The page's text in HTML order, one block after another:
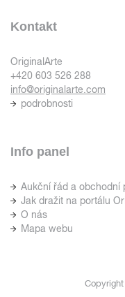
Kontakt
OriginalArte
+420 603 526 288
info@originalarte.com
podrobnosti
Info panel
Aukční řád a obchodní
Jak dražit na portálu
O nás
Mapa webu